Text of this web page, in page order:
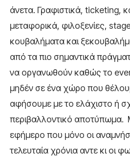
άνετα. Γραφιστικά, ticketing,
μεταφορικά, φιλοξενίες,
κουβαλήματα και
από τα πιο σημαντικά
να οργανωθούν καθώς το
μηδέν σε ένα χώρο που
αφήσουμε με το ελάχιστο ή
περιβαλλοντικό αποτύπωμα.
εφήμερο που μόνο οι
τελευταία χρόνια αντε κι οι